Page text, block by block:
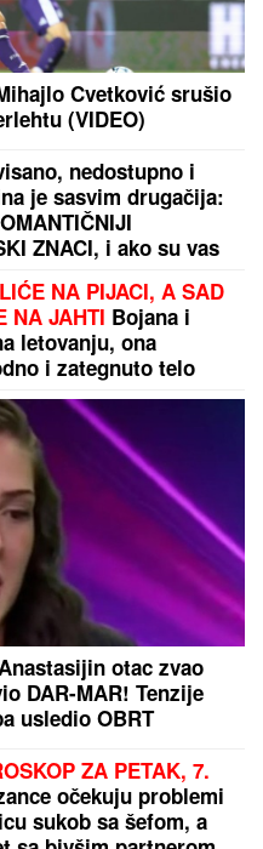
JEDNU ĆERKU:
usvajala samo
odluku
MONSTRUMI"Aneli
i Mevlidu, on se
uživo - usledio
joj je poručio
donela paklenu
spremi se!